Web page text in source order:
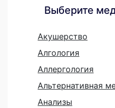
Выберите
Акушерство
Алгология
Аллергология
Альтернативная
Анализы